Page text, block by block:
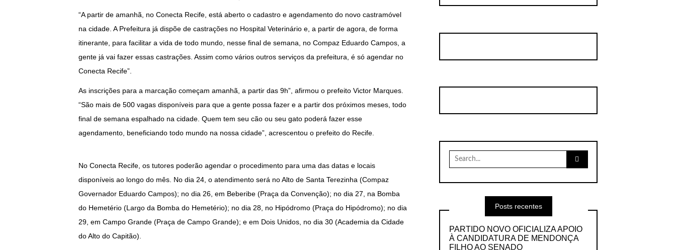
“A partir de amanhã, no Conecta Recife, está aberto o cadastro e agendamento do novo castramóvel
na cidade. A Prefeitura já dispõe de castrações no Hospital Veterinário e, a partir de agora, de forma
itinerante, para facilitar a vida de todo mundo, nesse final de semana, no Compaz Eduardo Campos, a
gente já vai fazer essas castrações. Assim como vários outros serviços da prefeitura, é só agendar no
Conecta Recife”.
As inscrições para a marcação começam amanhã, a partir das 9h”, afirmou o prefeito Victor Marques.
“São mais de 500 vagas disponíveis para que a gente possa fazer e a partir dos próximos meses, todo
final de semana espalhado na cidade. Quem tem seu cão ou seu gato poderá fazer esse
agendamento, beneficiando todo mundo na nossa cidade”, acrescentou o prefeito do Recife.
No Conecta Recife, os tutores poderão agendar o procedimento para uma das datas e locais
disponíveis ao longo do mês. No dia 24, o atendimento será no Alto de Santa Terezinha (Compaz
Governador Eduardo Campos); no dia 26, em Beberibe (Praça da Convenção); no dia 27, na Bomba
do Hemetério (Largo da Bomba do Hemetério); no dia 28, no Hipódromo (Praça do Hipódromo); no dia
29, em Campo Grande (Praça de Campo Grande); e em Dois Unidos, no dia 30 (Academia da Cidade
do Alto do Capitão).
Search
for:
Posts recentes
PARTIDO NOVO OFICIALIZA APOIO
À CANDIDATURA DE MENDONÇA
FILHO AO SENADO